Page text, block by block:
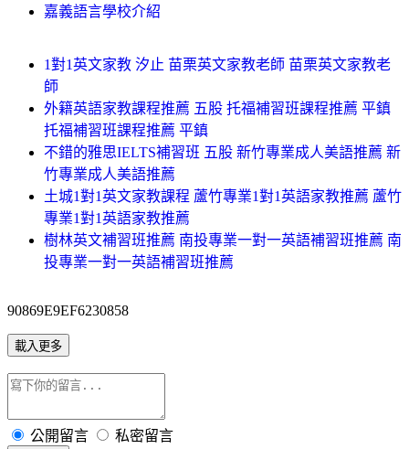
嘉義語言學校介紹
1對1英文家教 汐止 苗栗英文家教老師 苗栗英文家教老
師
外籍英語家教課程推薦 五股 托福補習班課程推薦 平鎮
托福補習班課程推薦 平鎮
不錯的雅思IELTS補習班 五股 新竹專業成人美語推薦 新
竹專業成人美語推薦
土城1對1英文家教課程 蘆竹專業1對1英語家教推薦 蘆竹
專業1對1英語家教推薦
樹林英文補習班推薦 南投專業一對一英語補習班推薦 南
投專業一對一英語補習班推薦
90869E9EF6230858
載入更多
公開留言 私密留言